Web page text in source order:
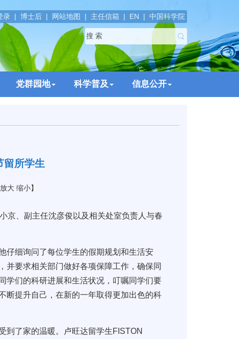
录 | 博士后 | 网站地图 | 主任信箱 | EN | 中国科学院
党群园地 科学普及 信息公开
留所学生
放大 缩小】
京、副主任沈彦俊以及相关处室负责人与春
仔细询问了每位学生的假期规划和生活安
并要求相关部门做好各项保障工作，确保同
学们的科研进展和生活状况，叮嘱同学们要
断提升自己，在新的一年取得更加出色的科
到了家的温暖。卢旺达留学生FISTON